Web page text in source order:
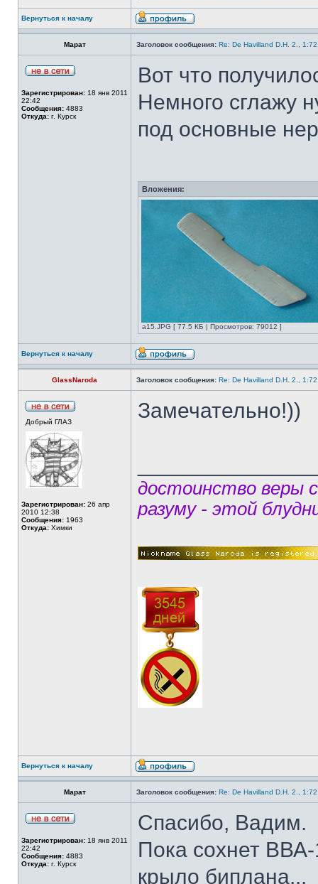
Вернуться к началу
Марат Заголовок сообщения: Re: De Havilland D.H. 2.,
Зарегистрирован: 18 янв 2011
22:42
Сообщения: 4883
Откуда: г. Курск
Вот что
Немного сглажу
под основные
Вложения:
а15.JPG [ 77.5 КБ | Просмотров: 79012 ]
Вернуться к началу
GlassNaroda Заголовок сообщения: Re: De Havilland D.H. 2.,
Добрый ГЛАЗ
Зарегистрирован: 26 апр
2010 12:38
Сообщения: 1963
Откуда: Химки
Замечательно!))
достоинство веры
разуму - этой
Вернуться к началу
Марат Заголовок сообщения: Re: De Havilland D.H. 2.,
Зарегистрирован: 18 янв 2011
22:42
Сообщения: 4883
Откуда: г. Курск
Спасибо, Вадим.
Пока сохнет
крыло биплана...